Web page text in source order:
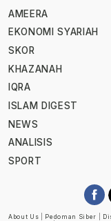
AMEERA
EKONOMI SYARIAH
SKOR
KHAZANAH
IQRA
ISLAM DIGEST
NEWS
ANALISIS
SPORT
About Us Pedoman Siber